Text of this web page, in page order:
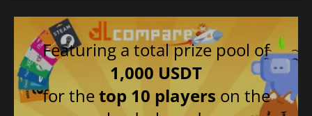
Featuring a total prize pool of
1,000 USDT
for thetop 10 players on the